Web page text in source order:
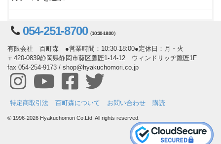
054-251-8700（10:30-18:00）
有限会社 百町森 ●営業時間：10:30-18:00●定休日：月・火
〒420-0839静岡県静岡市葵区鷹匠1-14-12 ウィンドリッヂ鷹匠1F
fax 054-254-9173 / shop@hyakuchomori.co.jp
特定商取引法 百町森について お問い合わせ 購読
© 1996-2026 Hyakuchomori Co.Ltd. All rights reserved.